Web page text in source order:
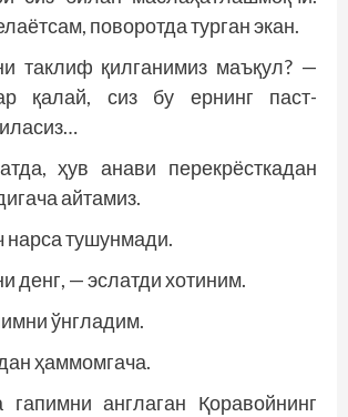
поворотда турган экан.
таклиф қилганимиз маъқул? —
қалай, сиз бу ернинг паст-
ҳув анави перекрёсткадан
айтамиз.
нарса тушунмади.
денг, — эслатди хотиним.
ўнгладим.
ҳаммомгача.
гапимни англаган Қоравойнинг